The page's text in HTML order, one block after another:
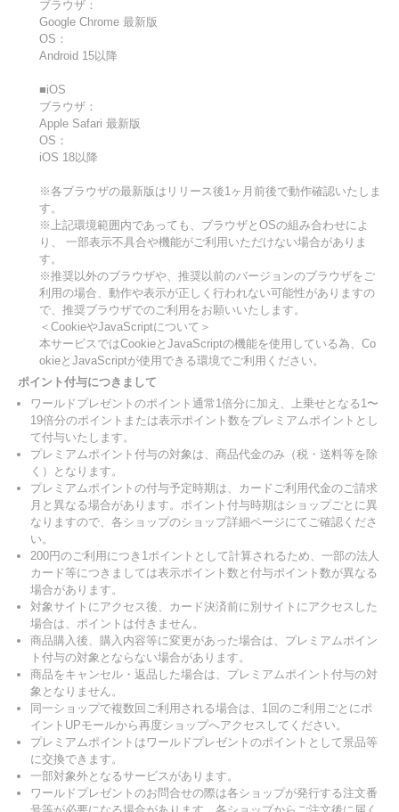
ブラウザ：
Google Chrome 最新版
OS：
Android 15以降
■iOS
ブラウザ：
Apple Safari 最新版
OS：
iOS 18以降
※各ブラウザの最新版はリリース後1ヶ月前後で動作確認いたしま
す。
※上記環境範囲内であっても、ブラウザとOSの組み合わせによ
り、 一部表示不具合や機能がご利用いただけない場合がありま
す。
※推奨以外のブラウザや、推奨以前のバージョンのブラウザをご
利用の場合、動作や表示が正しく行われない可能性がありますの
で、推奨ブラウザでのご利用をお願いいたします。
＜CookieやJavaScriptについて＞
本サービスではCookieとJavaScriptの機能を使用している為、Co
okieとJavaScriptが使用できる環境でご利用ください。
ポイント付与につきまして
ワールドプレゼントのポイント通常1倍分に加え、上乗せとなる1〜
19倍分のポイントまたは表示ポイント数をプレミアムポイントとし
て付与いたします。
プレミアムポイント付与の対象は、商品代金のみ（税・送料等を除
く）となります。
プレミアムポイントの付与予定時期は、カードご利用代金のご請求
月と異なる場合があります。ポイント付与時期はショップごとに異
なりますので、各ショップのショップ詳細ページにてご確認くださ
い。
200円のご利用につき1ポイントとして計算されるため、一部の法人
カード等につきましては表示ポイント数と付与ポイント数が異なる
場合があります。
対象サイトにアクセス後、カード決済前に別サイトにアクセスした
場合は、ポイントは付きません。
商品購入後、購入内容等に変更があった場合は、プレミアムポイン
ト付与の対象とならない場合があります。
商品をキャンセル・返品した場合は、プレミアムポイント付与の対
象となりません。
同一ショップで複数回ご利用される場合は、1回のご利用ごとにポ
イントUPモールから再度ショップへアクセスしてください。
プレミアムポイントはワールドプレゼントのポイントとして景品等
に交換できます。
一部対象外となるサービスがあります。
ワールドプレゼントのお問合せの際は各ショップが発行する注文番